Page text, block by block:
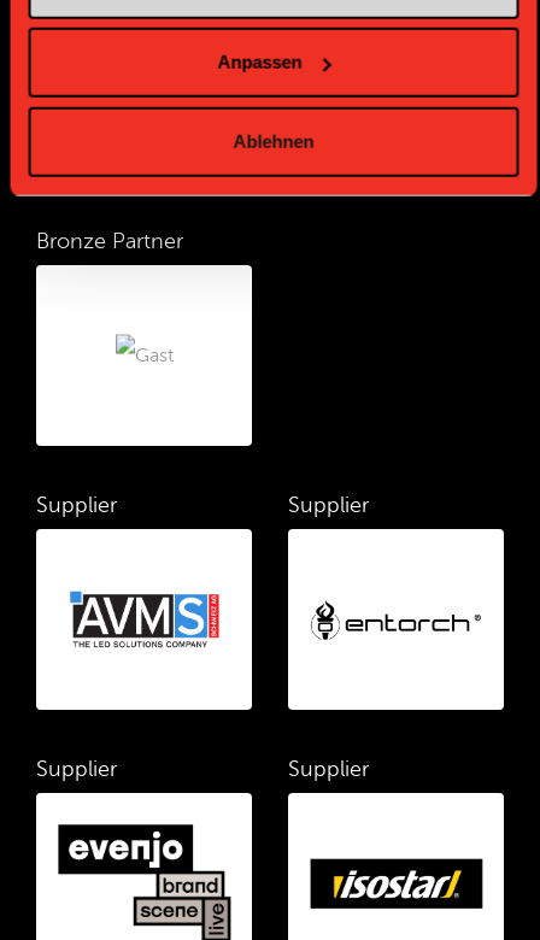
Anpassen
Ablehnen
Bronze Partner
Supplier Supplier
Supplier Supplier